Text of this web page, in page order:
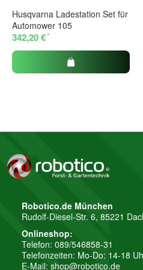
Husqvarna Ladestation Set für
Automower 105
342,20 €*
Robotico.de München
Rudolf-Diesel-Str. 6, 85221
Onlineshop:
Telefon: 089/546858-31
Telefonzeiten: Mo-Do: 14-18
E-Mail: shop@robotico.de